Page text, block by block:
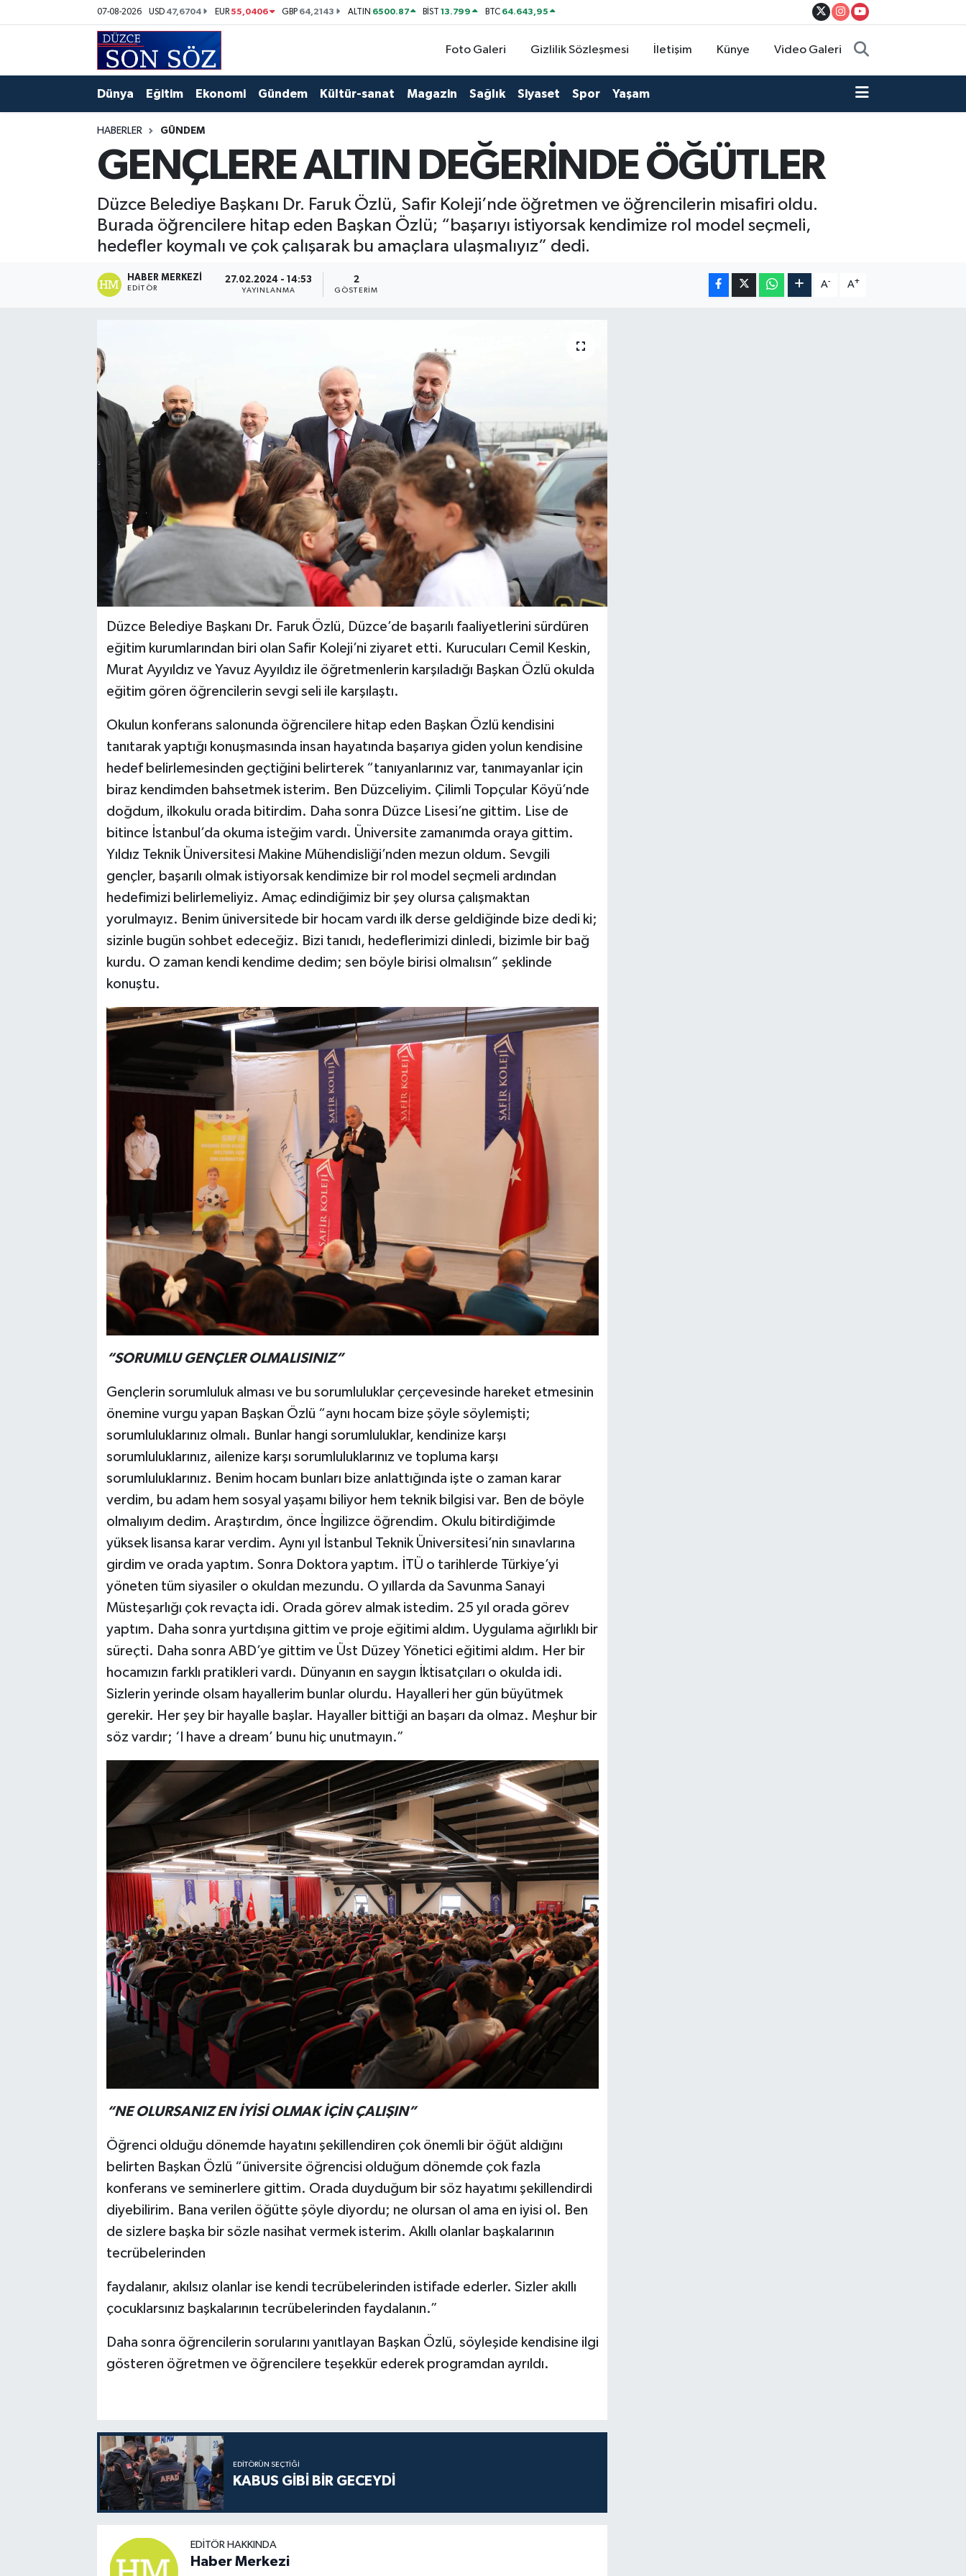
07-08-2026 USD 47,6704 EUR55,0406 GBP 64,2143 ALTIN 6500.87 BİST13.799 BTC 64.643,95
Foto Galeri Gizlilik Sözleşmesi İletişim Künye Video Galeri
Dünya Eğitim Ekonomi Gündem Kültür-sanat Magazin Sağlık Siyaset Spor Yaşam
HABERLER GÜNDEM
GENÇLERE ALTIN DEĞERİNDE ÖĞÜTLER
Düzce Belediye Başkanı Dr. Faruk Özlü, Safir Koleji’nde öğretmen ve öğrencilerin misafiri oldu.
Burada öğrencilere hitap eden Başkan Özlü; “başarıyı istiyorsak kendimize rol model seçmeli,
hedefler koymalı ve çok çalışarak bu amaçlara ulaşmalıyız” dedi.
HABER MERKEZI
EDITÖR
27.02.2024 - 14:53
YAYINLANMA
2
GÖSTERIM
A- A+
Düzce Belediye Başkanı Dr. Faruk Özlü, Düzce’de başarılı faaliyetlerini sürdüren
eğitim kurumlarından biri olan Safir Koleji’ni ziyaret etti. Kurucuları Cemil Keskin,
Murat Ayyıldız ve Yavuz Ayyıldız ile öğretmenlerin karşıladığı Başkan Özlü okulda
eğitim gören öğrencilerin sevgi seli ile karşılaştı.
Okulun konferans salonunda öğrencilere hitap eden Başkan Özlü kendisini
tanıtarak yaptığı konuşmasında insan hayatında başarıya giden yolun kendisine
hedef belirlemesinden geçtiğini belirterek “tanıyanlarınız var, tanımayanlar için
biraz kendimden bahsetmek isterim. Ben Düzceliyim. Çilimli Topçular Köyü’nde
doğdum, ilkokulu orada bitirdim. Daha sonra Düzce Lisesi’ne gittim. Lise de
bitince İstanbul’da okuma isteğim vardı. Üniversite zamanımda oraya gittim.
Yıldız Teknik Üniversitesi Makine Mühendisliği’nden mezun oldum. Sevgili
gençler, başarılı olmak istiyorsak kendimize bir rol model seçmeli ardından
hedefimizi belirlemeliyiz. Amaç edindiğimiz bir şey olursa çalışmaktan
yorulmayız. Benim üniversitede bir hocam vardı ilk derse geldiğinde bize dedi ki;
sizinle bugün sohbet edeceğiz. Bizi tanıdı, hedeflerimizi dinledi, bizimle bir bağ
kurdu. O zaman kendi kendime dedim; sen böyle birisi olmalısın” şeklinde
konuştu.
“SORUMLU GENÇLER OLMALISINIZ”
Gençlerin sorumluluk alması ve bu sorumluluklar çerçevesinde hareket etmesinin
önemine vurgu yapan Başkan Özlü “aynı hocam bize şöyle söylemişti;
sorumluluklarınız olmalı. Bunlar hangi sorumluluklar, kendinize karşı
sorumluluklarınız, ailenize karşı sorumluluklarınız ve topluma karşı
sorumluluklarınız. Benim hocam bunları bize anlattığında işte o zaman karar
verdim, bu adam hem sosyal yaşamı biliyor hem teknik bilgisi var. Ben de böyle
olmalıyım dedim. Araştırdım, önce İngilizce öğrendim. Okulu bitirdiğimde
yüksek lisansa karar verdim. Aynı yıl İstanbul Teknik Üniversitesi’nin sınavlarına
girdim ve orada yaptım. Sonra Doktora yaptım. İTÜ o tarihlerde Türkiye’yi
yöneten tüm siyasiler o okuldan mezundu. O yıllarda da Savunma Sanayi
Müsteşarlığı çok revaçta idi. Orada görev almak istedim. 25 yıl orada görev
yaptım. Daha sonra yurtdışına gittim ve proje eğitimi aldım. Uygulama ağırlıklı bir
süreçti. Daha sonra ABD’ye gittim ve Üst Düzey Yönetici eğitimi aldım. Her bir
hocamızın farklı pratikleri vardı. Dünyanın en saygın İktisatçıları o okulda idi.
Sizlerin yerinde olsam hayallerim bunlar olurdu. Hayalleri her gün büyütmek
gerekir. Her şey bir hayalle başlar. Hayaller bittiği an başarı da olmaz. Meşhur bir
söz vardır; ‘I have a dream’ bunu hiç unutmayın.”
“NE OLURSANIZ EN İYİSİ OLMAK İÇİN ÇALIŞIN”
Öğrenci olduğu dönemde hayatını şekillendiren çok önemli bir öğüt aldığını
belirten Başkan Özlü “üniversite öğrencisi olduğum dönemde çok fazla
konferans ve seminerlere gittim. Orada duyduğum bir söz hayatımı şekillendirdi
diyebilirim. Bana verilen öğütte şöyle diyordu; ne olursan ol ama en iyisi ol. Ben
de sizlere başka bir sözle nasihat vermek isterim. Akıllı olanlar başkalarının
tecrübelerinden
faydalanır, akılsız olanlar ise kendi tecrübelerinden istifade ederler. Sizler akıllı
çocuklarsınız başkalarının tecrübelerinden faydalanın.”
Daha sonra öğrencilerin sorularını yanıtlayan Başkan Özlü, söyleşide kendisine ilgi
gösteren öğretmen ve öğrencilere teşekkür ederek programdan ayrıldı.
EDITÖRÜN SEÇTIĞI
KABUS GİBİ BİR GECEYDİ
EDITÖR HAKKINDA
Haber Merkezi
Gizlilik Sözleşmesi
Video Galeri
Akçakoca Nöbetçi Eczaneler
Akçakoca Hava Durumu
Akçakoca Trafik Yoğunluk Haritası
Süper Lig Puan Durumu ve Fikstür
Tüm Manşetler
Son Dakika Haberleri
Haber Arşivi